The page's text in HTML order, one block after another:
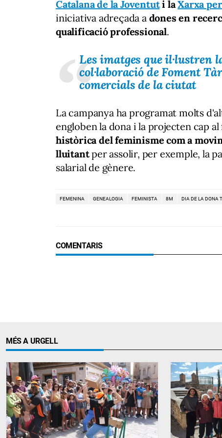
Catalana de la Joventuti laXarxa
iniciativa adreçada adones en
qualificació professional.
Les imatges que il·lustren
col·laboració de Foment
comercials de la ciutat
La campanya ha programat molts
engloben la dona i la projecten cap
històrica del feminisme com a
lluitantper assolir, per exemple, la
salarial de gènere.
FEMENINA GENEALOGIA FEMINISTA 8M DIA DE LA DONA
COMENTARIS
MÉS A URGELL